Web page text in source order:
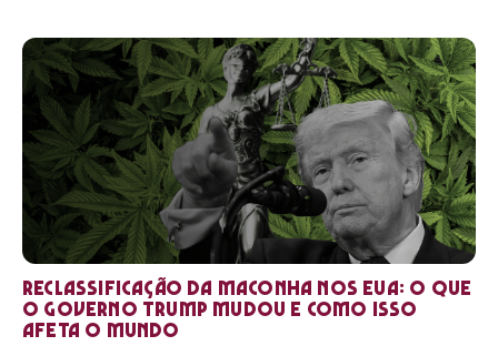
Reclassificação da maconha nos EUA: o que
o governo Trump mudou e como isso
afeta o mundo